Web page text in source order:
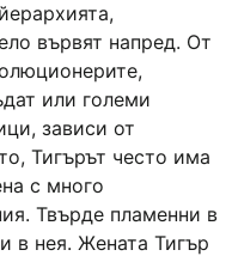
вървят напред. От
или големи
зависи от
Тигърът често има
с много
Твърде пламенни в
в нея. Жената Тигър